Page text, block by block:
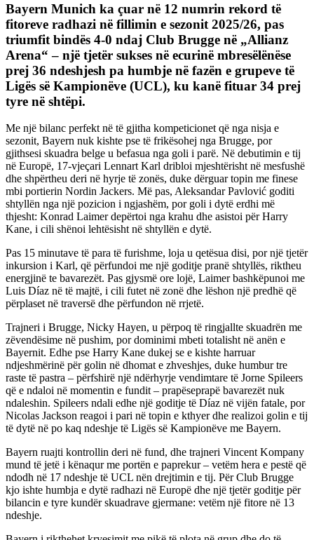
Bayern Munich ka çuar në 12 numrin rekord të
fitoreve radhazi në fillimin e sezonit 2025/26, pas
triumfit bindës 4-0 ndaj Club Brugge në „Allianz
Arena“ – një tjetër sukses në ecurinë mbresëlënëse
prej 36 ndeshjesh pa humbje në fazën e grupeve të
Ligës së Kampionëve (UCL), ku kanë fituar 34 prej
tyre në shtëpi.
Me një bilanc perfekt në të gjitha kompeticionet që nga nisja e
sezonit, Bayern nuk kishte pse të frikësohej nga Brugge, por
gjithsesi skuadra belge u befasua nga goli i parë. Në debutimin e tij
në Europë, 17-vjeçari Lennart Karl dribloi mjeshtërisht në mesfushë
dhe shpërtheu deri në hyrje të zonës, duke dërguar topin me finese
mbi portierin Nordin Jackers. Më pas, Aleksandar Pavlović goditi
shtyllën nga një pozicion i ngjashëm, por goli i dytë erdhi më
thjesht: Konrad Laimer depërtoi nga krahu dhe asistoi për Harry
Kane, i cili shënoi lehtësisht në shtyllën e dytë.
Pas 15 minutave të para të furishme, loja u qetësua disi, por një tjetër
inkursion i Karl, që përfundoi me një goditje pranë shtyllës, riktheu
energjinë te bavarezët. Pas gjysmë ore lojë, Laimer bashkëpunoi me
Luis Díaz në të majtë, i cili futet në zonë dhe lëshon një predhë që
përplaset në traversë dhe përfundon në rrjetë.
Trajneri i Brugge, Nicky Hayen, u përpoq të ringjallte skuadrën me
zëvendësime në pushim, por dominimi mbeti totalisht në anën e
Bayernit. Edhe pse Harry Kane dukej se e kishte harruar
ndjeshmërinë për golin në dhomat e zhveshjes, duke humbur tre
raste të pastra – përfshirë një ndërhyrje vendimtare të Jorne Spileers
që e ndaloi në momentin e fundit – prapëseprapë bavarezët nuk
ndaleshin. Spileers ndali edhe një goditje të Díaz në vijën fatale, por
Nicolas Jackson reagoi i pari në topin e kthyer dhe realizoi golin e tij
të dytë në po kaq ndeshje të Ligës së Kampionëve me Bayern.
Bayern ruajti kontrollin deri në fund, dhe trajneri Vincent Kompany
mund të jetë i kënaqur me portën e paprekur – vetëm hera e pestë që
ndodh në 17 ndeshje të UCL nën drejtimin e tij. Për Club Brugge
kjo ishte humbja e dytë radhazi në Europë dhe një tjetër goditje për
bilancin e tyre kundër skuadrave gjermane: vetëm një fitore në 13
ndeshje.